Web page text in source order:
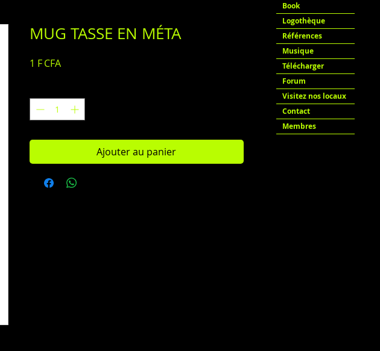
MUG TASSE EN MÉTA
1 F CFAPrix
Ajouter au panier
Book
Logothèque
Références
Musique
Télécharger
Forum
Visitez nos locaux
Contact
Membres